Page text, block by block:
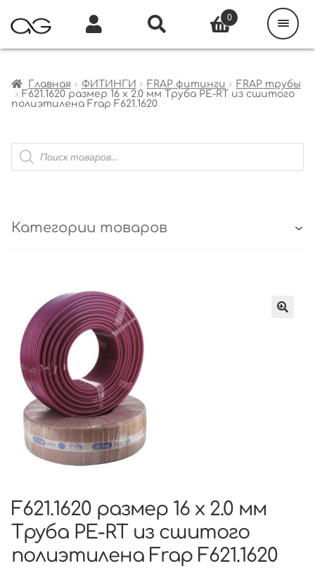
Главная ФИТИНГИ FRAP фитинги
FRAP трубы
F621.1620 размер 16 x 2.0 мм Труба PE-RT из сшитого
полиэтилена Frap F621.1620
Поиск
товаров
Категории товаров
F621.1620 размер 16 x 2.0 мм
Труба PE-RT из сшитого
полиэтилена Frap F621.1620
0